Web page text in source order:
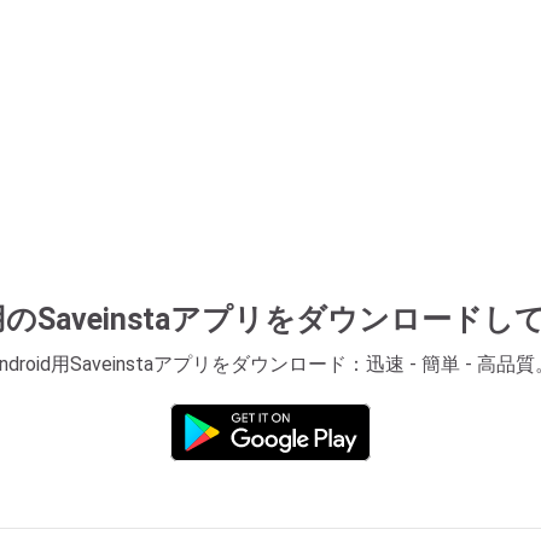
Saveinstaアプリをダウンロードし
用Saveinstaアプリをダウンロード：迅速 - 簡単 - 高品質